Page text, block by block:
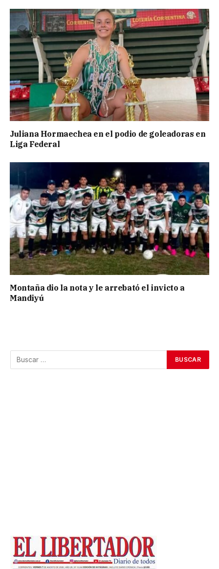
Juliana Hormaechea en el podio de goleadoras en
Liga Federal
Montaña dio la nota y le arrebató el invicto a
Mandiyú